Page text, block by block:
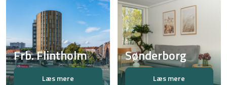
Frb. Flintholm
Læs mere
Sønderborg
Læs mere